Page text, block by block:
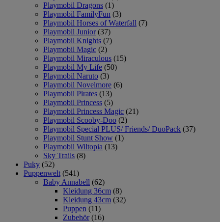
Playmobil Dragons (1)
Playmobil FamilyFun (3)
Playmobil Horses of Waterfall (7)
Playmobil Junior (37)
Playmobil Knights (7)
Playmobil Magic (2)
Playmobil Miraculous (15)
Playmobil My Life (50)
Playmobil Naruto (3)
Playmobil Novelmore (6)
Playmobil Pirates (13)
Playmobil Princess (5)
Playmobil Princess Magic (21)
Playmobil Scooby-Doo (2)
Playmobil Special PLUS/ Friends/ DuoPack (37)
Playmobil Stunt Show (1)
Playmobil Wiltopia (13)
Sky Trails (8)
Puky (52)
Puppenwelt (541)
Baby Annabell (62)
Kleidung 36cm (8)
Kleidung 43cm (32)
Puppen (11)
Zubehör (16)